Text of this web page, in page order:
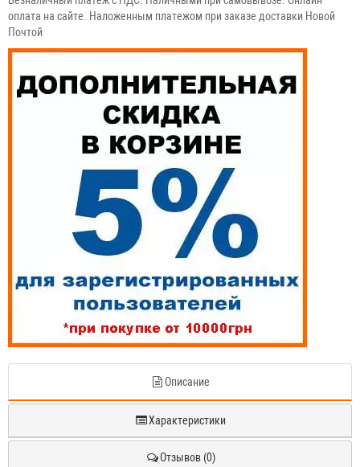
оплата на сайте. Наложенным платежом при заказе доставки Новой
Почтой
Описание
Характеристики
Отзывов (0)